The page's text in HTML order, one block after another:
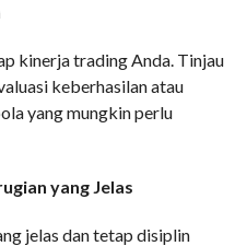
kinerja trading Anda. Tinjau
keberhasilan atau
yang mungkin perlu
yang Jelas
jelas dan tetap disiplin